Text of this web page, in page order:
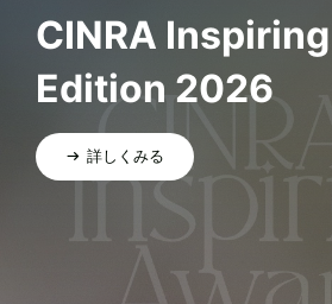
CINRA
Edition 2026
詳しくみる